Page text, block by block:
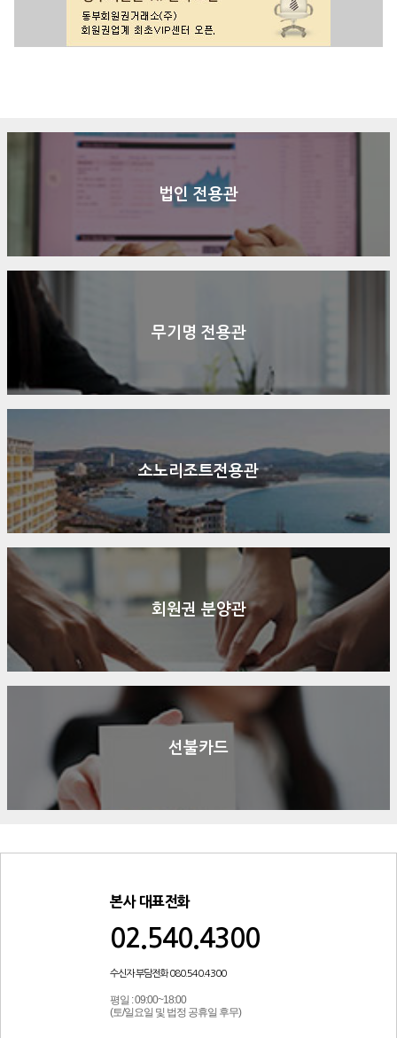
구매문의 상담신청
법인 전용관
무기명 전용관
소노리조트전용관
회원권 분양관
선불카드
본사 대표전화
02.540.4300
수신자 부담전화 080.540.4300
평일 : 09:00~18:00
(토/일요일 및 법정 공휴일 후무)